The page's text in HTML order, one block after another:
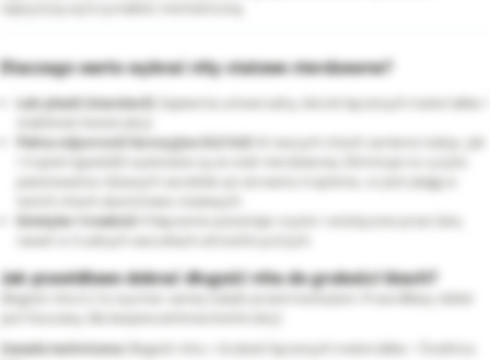
Dlaczego warto wybrać nity stalowe nierdzewne?
Łeb płaski (standard):
Zapewnia uniwersalny docisk łączonych materiałów i
Pełna odporność korozyjna (A2/A4):
W naszych nitach zarówno tuleja, jak
powstawania rdzawych zacieków po zerwaniu trzpienia, co jest plagą w
tanich nitach aluminiowo-stalowych.
Estetyka i trwałość:
Połączenie pozostaje czyste i estetyczne przez lata,
Jak prawidłowo dobrać długość nita do grubości blach?
Długość nita (L) to wymiar samej tulejki przed montażem. Prawidłowy dobór
Zasada techniczna: Długość nita > Grubość łączonych materiałów + Średnica